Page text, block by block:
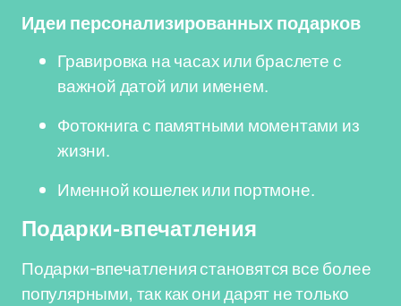
Идеи персонализированных подарков
Гравировка на часах или браслете с
важной датой или именем.
Фотокнига с памятными моментами из
жизни.
Именной кошелек или портмоне.
Подарки-впечатления
Подарки-впечатления становятся все более
популярными, так как они дарят не только